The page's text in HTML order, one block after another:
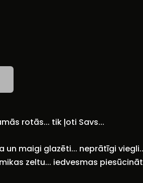
rotās... tik ļoti Savs...
un maigi glazēti... neprātīgi
zeltu... iedvesmas